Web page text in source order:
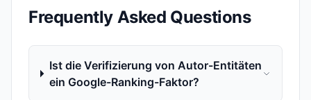
Frequently Asked Questions
Ist die Verifizierung von Autor-Entitäten
ein Google-Ranking-Faktor?